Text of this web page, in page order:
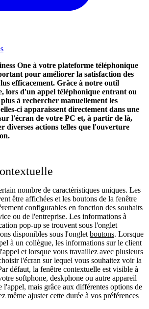
One à votre plateforme téléphonique
pour améliorer la satisfaction des
efficacement. Grâce à notre outil
lors d'un appel téléphonique entrant ou
à rechercher manuellement les
ci apparaissent directement dans une
l'écran de votre PC et, à partir de là,
diverses actions telles que l'ouverture
nombre de caractéristiques uniques. Les
être affichées et les boutons de la fenêtre
configurables en fonction des souhaits
ou de l'entreprise. Les informations à
pop-up se trouvent sous l'onglet
disponibles sous l'onglet boutons. Lorsque
à un collègue, les informations sur le client
et lorsque vous travaillez avec plusieurs
l'écran sur lequel vous souhaitez voir la
défaut, la fenêtre contextuelle est visible à
softphone, deskphone ou autre appareil
l'appel, mais grâce aux différentes options de
même ajuster cette durée à vos préférences